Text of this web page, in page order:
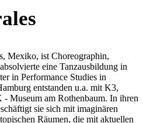
Mexiko, ist Choreographin,
eine Tanzausbildung in
in Performance Studies in
entstanden u.a. mit K3,
Museum am Rothenbaum. In ihren
sie sich mit imaginären
Räumen, die mit aktuellen